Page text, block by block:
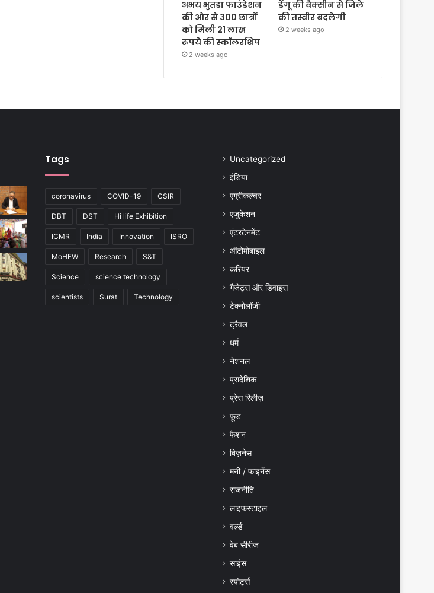
अभय भुतडा फाउंडेशन
की ओर से 300 छात्रों
को मिली 21 लाख
रुपये की स्कॉलरशिप
2 weeks ago
डेंगू की वैक्सीन से जिले
की तस्वीर बदलेगी
2 weeks ago
Tags
coronavirus COVID-19 CSIR
DBT DST Hi life Exhibition
ICMR India Innovation ISRO
MoHFW Research S&T
Science science technology
scientists Surat Technology
Uncategorized
इंडिया
एग्रीकल्चर
एजुकेशन
एंटरटेनमेंट
ऑटोमोबाइल
करियर
गैजेट्स और डिवाइस
टेक्नोलॉजी
ट्रैवल
धर्म
नेशनल
प्रादेशिक
प्रेस रिलीज़
फ़ूड
फैशन
बिज़नेस
मनी / फाइनेंस
राजनीति
लाइफस्टाइल
वर्ल्ड
वेब सीरीज
साइंस
स्पोर्ट्स